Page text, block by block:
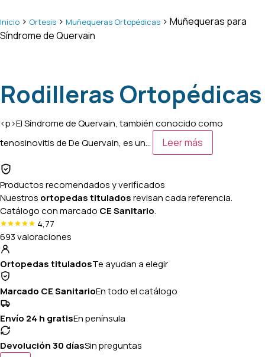
Inicio > Ortesis > Muñequeras Ortopédicas > Muñequeras para
Síndrome de Quervain
Rodilleras Ortopédicas
<p>El Síndrome de Quervain, también conocido como
tenosinovitis de De Quervain, es un…
Leer más
Productos recomendados y verificados
Nuestros ortopedas tituladosrevisan cada referencia.
Catálogo con marcado CE Sanitario.
4,77
693 valoraciones
Ortopedas tituladosTe ayudan a elegir
Marcado CE SanitarioEn todo el catálogo
Envío 24 h gratisEn península
Devolución 30 díasSin preguntas